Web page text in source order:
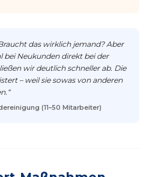
das wirklich jemand? Aber
bei Neukunden direkt bei der
wir deutlich schneller ab. Die
– weil sie sowas von anderen
(11–50 Mitarbeiter)